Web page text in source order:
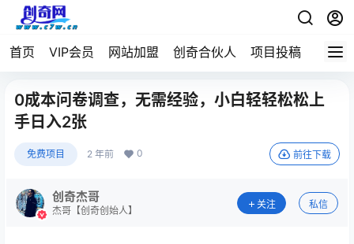
首页 VIP会员 网站加盟 创奇合伙人 项目投稿
0成本问卷调查，无需经验，小白轻轻松松上
手日入2张
免费项目 2 年前 0 前往下载
创奇杰哥
杰哥【创奇创始人】
关注 私信